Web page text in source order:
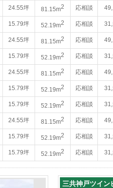
24.55坪 81.15m2 応相談
15.79坪 52.19m2 応相談
24.55坪 81.15m2 応相談
15.79坪 52.19m2 応相談
24.55坪 81.15m2 応相談
15.79坪 52.19m2 応相談
15.79坪 52.19m2 応相談
24.55坪 81.15m2 応相談
15.79坪 52.19m2 応相談
15.79坪 52.19m2 応相談
三共神戸ツイン